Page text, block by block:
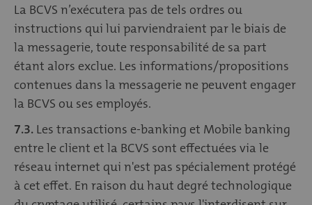
La BCVS n’exécutera pas de tels ordres ou
instructions qui lui parviendraient par le biais de
la messagerie, toute responsabilité de sa part
étant alors exclue. Les informations/propositions
contenues dans la messagerie ne peuvent engager
la BCVS ou ses employés.
7.3. Les transactions e-banking et Mobile banking
entre le client et la BCVS sont effectuées via le
réseau internet qui n'est pas spécialement protégé
à cet effet. En raison du haut degré technologique